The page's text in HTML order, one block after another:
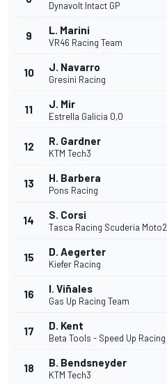
Dynavolt Intact GP
9 L. Marini
VR46 Racing Team
10 J. Navarro
Gresini Racing
11 J. Mir
Estrella Galicia 0,0
12 R. Gardner
KTM Tech3
13 H. Barbera
Pons Racing
14 S. Corsi
Tasca Racing Scuderia Moto2
15 D. Aegerter
Kiefer Racing
16 I. Viñales
Gas Up Racing Team
17 D. Kent
Beta Tools - Speed Up Racing
18 B. Bendsneyder
KTM Tech3